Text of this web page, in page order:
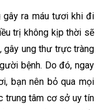
gây ra máu tươi khi đi
trị không kịp thời sẽ
gây ung thư trực tràng
bệnh. Do đó, ngay
bạn nên bỏ qua mọi
trung tâm cơ sở uy tín